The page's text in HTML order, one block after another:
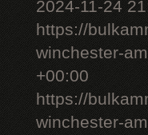
2024-11-24
https://
winchester-
+00:00
https://
winchester-